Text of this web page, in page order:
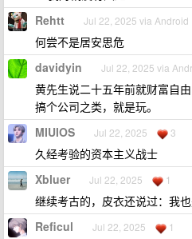
Rehtt Jul 22, 2025 via Android
何尝不是居安思危
davidyin Jul 22, 2025 via
黄先生说二十五年前就财富自
搞个公司之类，就是玩。
MIUIOS Jul 22, 2025 3
久经考验的资本主义战士
Xbluer Jul 22, 2025 1
继续考古的，皮衣还说过：我也
Reficul Jul 22, 2025 1